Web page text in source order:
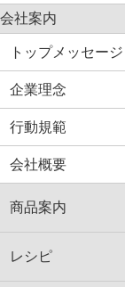
会社案内
トップメッセージ
企業理念
行動規範
会社概要
商品案内
レシピ